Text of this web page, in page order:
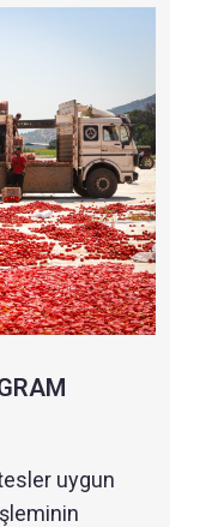
uygun